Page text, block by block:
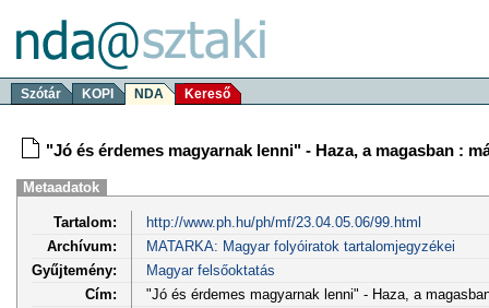
Szótár KOPI NDA Kereső
"Jó és érdemes magyarnak lenni" - Haza, a magasban :
Metaadatok
Tartalom:
http://www.ph.hu/ph/mf/23.04.05.06/99.html
Archívum:
MATARKA: Magyar folyóiratok tartalomjegyzékei
Gyűjtemény:
Magyar felsőoktatás
Cím:
"Jó és érdemes magyarnak lenni" - Haza, a